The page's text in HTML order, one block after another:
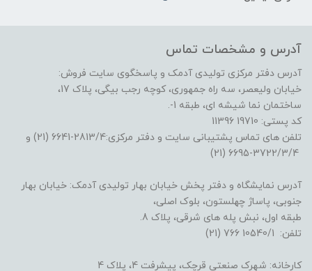
آدرس و مشخصات تماس
آدرس دفتر مرکزی تولیدی آدمک و پاسخگوی سایت فروش:
خیابان ولیعصر، سه راه جمهوری، کوچه رجب بیگی، پلاک 17،
ساختمان نما شیشه ای، طبقه 1-.
کد پستی: 19710 11396
تلفن های تماس پشتیبانی سایت و دفتر مرکزی:2813/4-6641 (21) و
آدرس نمایشگاه و دفتر پخش خیابان بهار تولیدی آدمک: خیابان بهار
جنوبی، پاساژ چهلستون، بلوک اصلی،
طبقه اول، نبش پله های شرقی، پلاک 8.
تلفن: 10540/1 766 (21)
کارخانه: شهرک صنعتی قرچک، پیشرفت 4، پلاک 4